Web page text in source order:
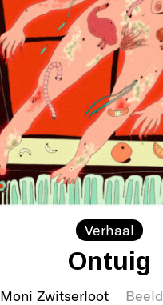
Verhaal
Ontuig
Moni Zwitserloot Beeld